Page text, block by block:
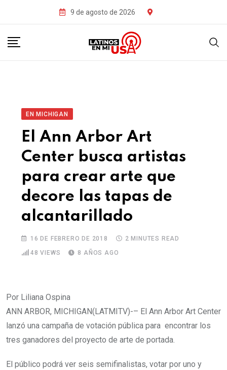
9 de agosto de 2026
EN MICHIGAN
El Ann Arbor Art
Center busca artistas
para crear arte que
decore las tapas de
alcantarillado
16 DE FEBRERO DE 2018
2 MINUTES READ
48 VIEWS 8 AÑOS AGO
Por Liliana Ospina
ANN ARBOR, MICHIGAN(LATMITV)-– El Ann Arbor Art Center
lanzó una campaña de votación pública para encontrar los
tres ganadores del proyecto de arte de portada.
El público podrá ver seis semifinalistas, votar por uno y